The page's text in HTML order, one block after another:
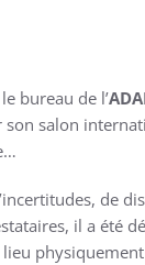
bureau de l’
son salon
de
il a été